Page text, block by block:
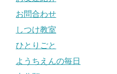
お問合わせ
しつけ教室
ひとりごと
ようちえんの毎日